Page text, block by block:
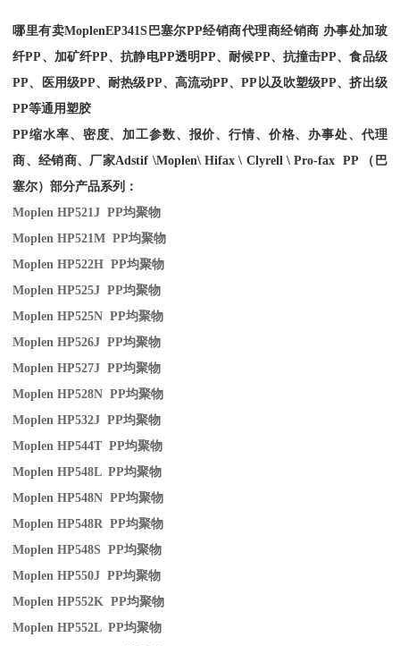
哪里有卖MoplenEP341S 巴塞尔PP经销商代理商经销商 办事处加玻
纤PP、加矿纤PP、抗静电PP透明PP、耐候PP、抗撞击PP、食品级
PP、医用级PP、耐热级PP、高流动PP、PP以及吹塑级PP、挤出级
PP等通用塑胶
PP缩水率、密度、加工参数、报价、行情、价格、办事处、代理
商、经销商、厂家Adstif \Moplen\ Hifax \ Clyrell \ Pro-fax PP （巴
塞尔）部分产品系列：
Moplen HP521J PP均聚物
Moplen HP521M PP均聚物
Moplen HP522H PP均聚物
Moplen HP525J PP均聚物
Moplen HP525N PP均聚物
Moplen HP526J PP均聚物
Moplen HP527J PP均聚物
Moplen HP528N PP均聚物
Moplen HP532J PP均聚物
Moplen HP544T PP均聚物
Moplen HP548L PP均聚物
Moplen HP548N PP均聚物
Moplen HP548R PP均聚物
Moplen HP548S PP均聚物
Moplen HP550J PP均聚物
Moplen HP552K PP均聚物
Moplen HP552L PP均聚物